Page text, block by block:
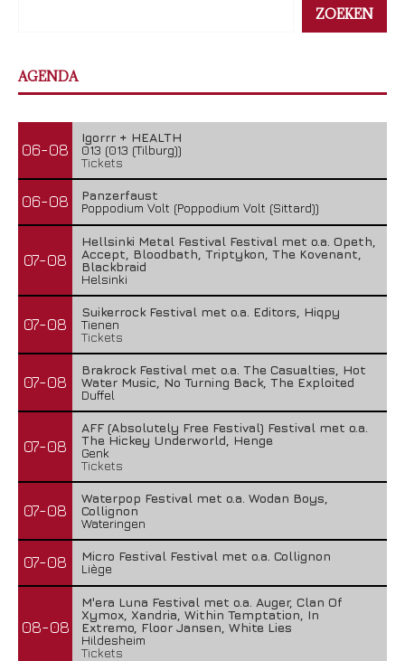
ZOEKEN
AGENDA
06-08
Igorrr + HEALTH
013 (013 (Tilburg))
Tickets
06-08
Panzerfaust
Poppodium Volt (Poppodium Volt (Sittard))
07-08
Hellsinki Metal Festival Festival met o.a. Opeth,
Accept, Bloodbath, Triptykon, The Kovenant,
Blackbraid
Helsinki
07-08
Suikerrock Festival met o.a. Editors, Hiqpy
Tienen
Tickets
07-08
Brakrock Festival met o.a. The Casualties, Hot
Water Music, No Turning Back, The Exploited
Duffel
07-08
AFF (Absolutely Free Festival) Festival met o.a.
The Hickey Underworld, Henge
Genk
Tickets
07-08
Waterpop Festival met o.a. Wodan Boys,
Collignon
Wateringen
07-08
Micro Festival Festival met o.a. Collignon
Liège
08-08
M'era Luna Festival met o.a. Auger, Clan Of
Xymox, Xandria, Within Temptation, In
Extremo, Floor Jansen, White Lies
Hildesheim
Tickets